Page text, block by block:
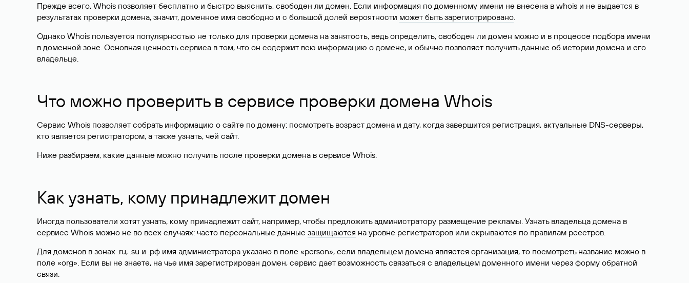
Прежде всего, Whois позволяет бесплатно и быстро выяснить, свободен ли домен. Если информация по доменному имени не внесена в whois и не выдается в
результатах проверки домена, значит, доменное имя свободно и с большой долей вероятности может быть зарегистрировано.
Однако Whois пользуется популярностью не только для проверки домена на занятость, ведь определить, свободен ли домен можно и в процессе подбора имени
в доменной зоне. Основная ценность сервиса в том, что он содержит всю информацию о домене, и обычно позволяет получить данные об истории домена и его
владельце.
Что можно проверить в сервисе проверки домена Whois
Сервис Whois позволяет собрать информацию о сайте по домену: посмотреть возраст домена и дату, когда завершится регистрация, актуальные DNS-серверы,
кто является регистратором, а также узнать, чей сайт.
Ниже разбираем, какие данные можно получить после проверки домена в сервисе Whois.
Как узнать, кому принадлежит домен
Иногда пользователи хотят узнать, кому принадлежит сайт, например, чтобы предложить администратору размещение рекламы. Узнать владельца домена в
сервисе Whois можно не во всех случаях: часто персональные данные защищаются на уровне регистраторов или скрываются по правилам реестров.
Для доменов в зонах .ru, .su и .рф имя администратора указано в поле «person», если владельцем домена является организация, то посмотреть название можно в
поле «org». Если вы не знаете, на чье имя зарегистрирован домен, сервис дает возможность связаться с владельцем доменного имени через форму обратной
связи.